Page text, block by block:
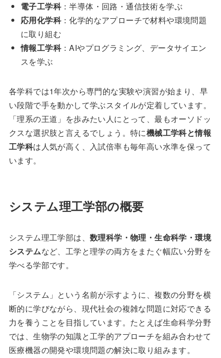
電子工学科：半導体・回路・通信技術を学ぶ
応用化学科：化学的なアプローチで材料や環境問題
に取り組む
情報工学科：AIやプログラミング、データサイエン
スを学ぶ
各学科では1年次から専門的な実験や演習が始まり、早
い段階で手を動かして学ぶスタイルが定着しています。
「理系の王道」を歩みたい人にとって、最もオーソドッ
クスな選択肢と言えるでしょう。特に機械工学科と情報
工学科は人気が高く、入試倍率も毎年高い水準を保って
います。
システム理工学部の概要
システム理工学部は、 数理科学・物理・生命科学・環境
システムなど、工学と理学の両方をまたぐ幅広い分野を
学べる学部です。
「システム」という名前が示すように、複数の分野を横
断的に学びながら、現代社会の複雑な問題に対応できる
力を養うことを目指しています。たとえば生命科学分野
では、生物学の知識と工学的アプローチを組み合わせて
医療機器の開発や環境問題の解決に取り組みます。